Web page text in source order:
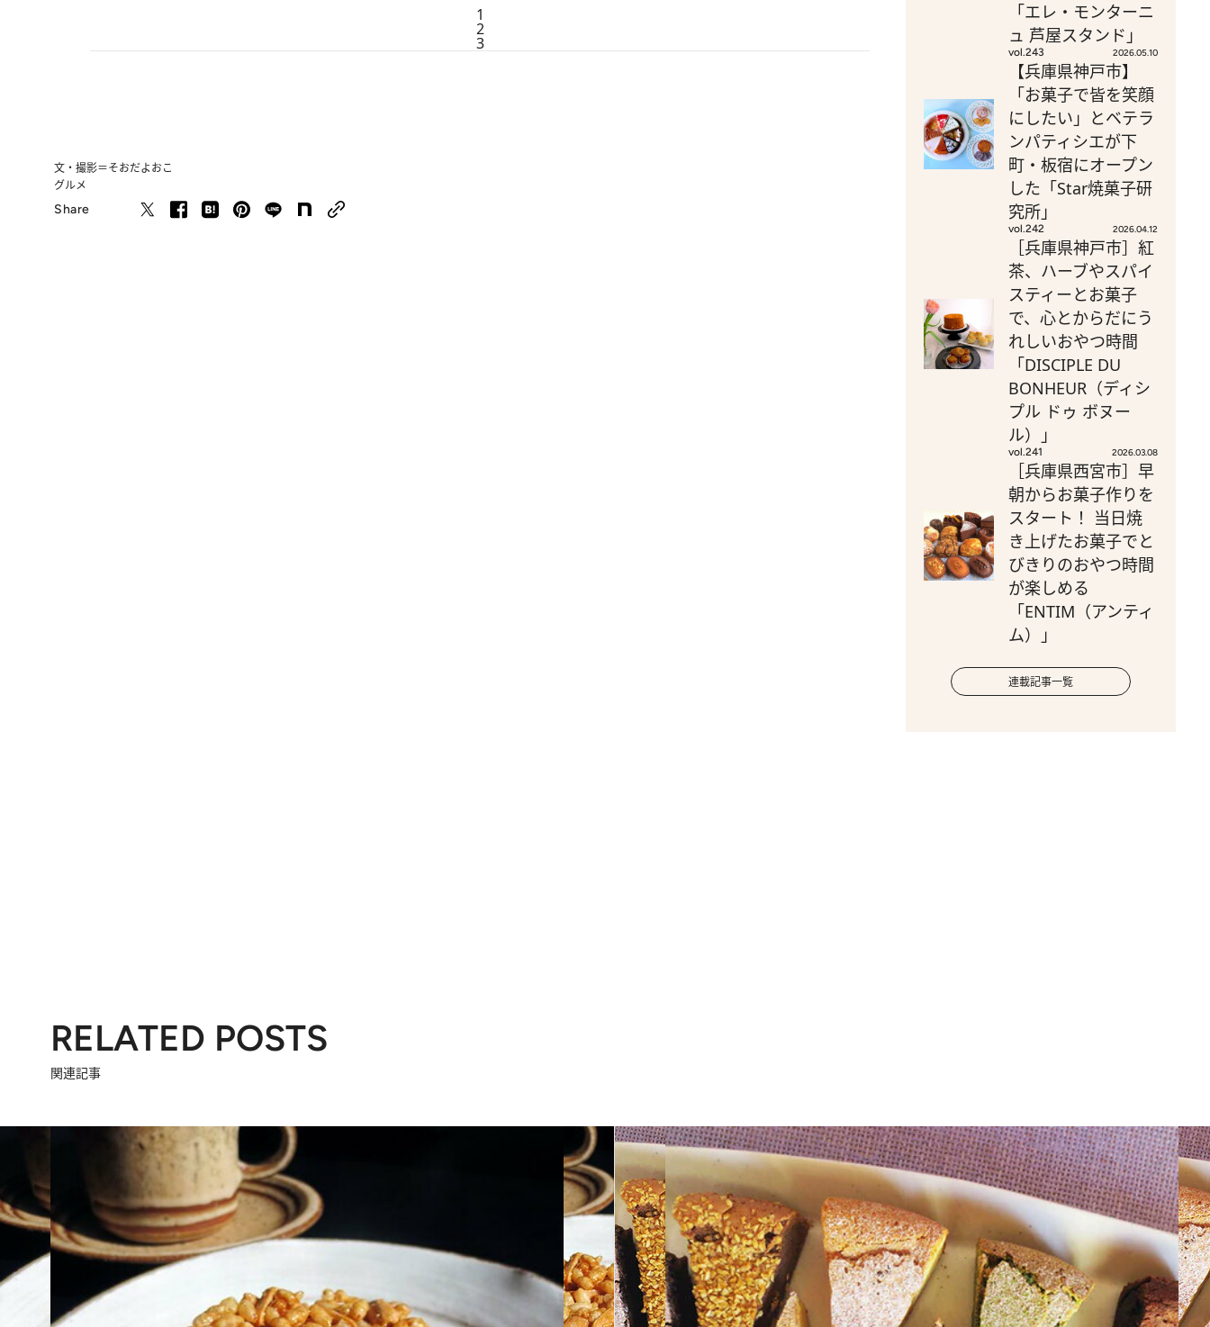
1
2
3
文・撮影＝そおだよおこ
グルメ
Share
「エレ・モンターニ
ュ 芦屋スタンド」
vol.243 2026.05.10
【兵庫県神戸市】
「お菓子で皆を笑顔
にしたい」とベテラ
ンパティシエが下
町・板宿にオープン
した「Star焼菓子研
究所」
vol.242 2026.04.12
［兵庫県神戸市］紅
茶、ハーブやスパイ
スティーとお菓子
で、心とからだにう
れしいおやつ時間
「DISCIPLE DU
BONHEUR（ディシ
プル ドゥ ボヌー
ル）」
vol.241 2026.03.08
［兵庫県西宮市］早
朝からお菓子作りを
スタート！ 当日焼
き上げたお菓子でと
びきりのおやつ時間
が楽しめる
「ENTIM（アンティ
ム）」
連載記事一覧
RELATED POSTS
関連記事